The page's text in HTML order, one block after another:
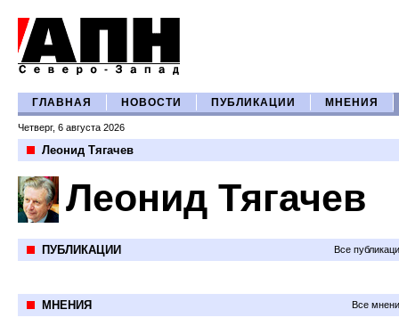
ГЛАВНАЯ НОВОСТИ ПУБЛИКАЦИИ МНЕНИЯ
Четверг, 6 августа 2026
Леонид Тягачев
Леонид Тягачев
ПУБЛИКАЦИИ Все
МНЕНИЯ Все